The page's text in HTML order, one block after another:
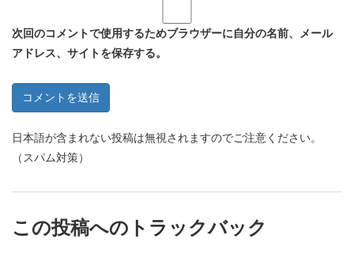
次回のコメントで使用するためブラウザーに自分の名前、メール
アドレス、サイトを保存する。
日本語が含まれない投稿は無視されますのでご注意ください。
（スパム対策）
この投稿へのトラックバック